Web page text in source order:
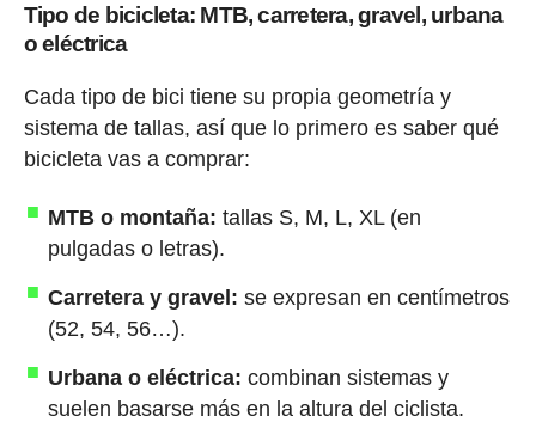
Tipo de bicicleta: MTB, carretera, gravel, urbana
o eléctrica
Cada tipo de bici tiene su propia geometría y
sistema de tallas, así que lo primero es saber qué
bicicleta vas a comprar:
MTB o montaña: tallas S, M, L, XL (en
pulgadas o letras).
Carretera y gravel: se expresan en centímetros
(52, 54, 56…).
Urbana o eléctrica: combinan sistemas y
suelen basarse más en la altura del ciclista.